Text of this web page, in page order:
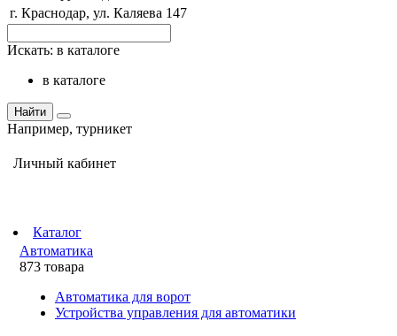
г. Краснодар, ул. Каляева 147
Искать: в каталоге
в каталоге
Найти
Например, турникет
Личный кабинет
Каталог
Автоматика
873 товара
Автоматика для ворот
Устройства управления для автоматики